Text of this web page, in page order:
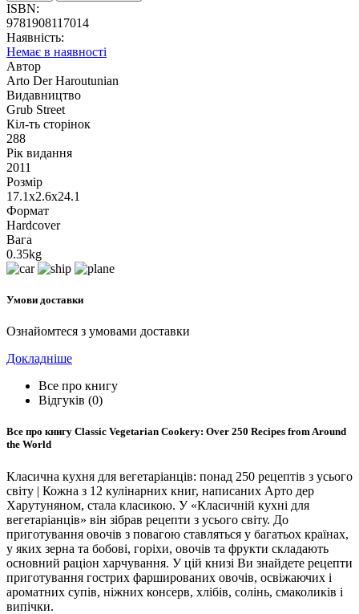
ISBN:
9781908117014
Наявність:
Немає в наявності
Автор
Arto Der Haroutunian
Видавництво
Grub Street
Кіл-ть сторінок
288
Рік видання
2011
Розмір
17.1x2.6x24.1
Формат
Hardcover
Вага
0.35kg
Умови доставки
Ознайомтеся з умовами доставки
Докладніше
Все про книгу
Відгуків (0)
Все про книгу Classic Vegetarian Cookery: Over 250 Recipes from Around
the World
Класична кухня для вегетаріанців: понад 250 рецептів з усього
світу | Кожна з 12 кулінарних книг, написаних Арто дер
Харутуняном, стала класикою. У «Класичній кухні для
вегетаріанців» він зібрав рецепти з усього світу. До
приготування овочів з повагою ставляться у багатьох країнах,
у яких зерна та бобові, горіхи, овочів та фрукти складають
основний раціон харчування. У цій книзі Ви знайдете рецепти
приготування гострих фаршированих овочів, освіжаючих і
ароматних супів, ніжних консерв, хлібів, солінь, смаколиків і
випічки.